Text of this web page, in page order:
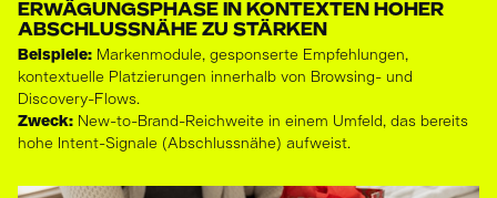
ERWÄGUNGSPHASE IN KONTEXTEN HOHER
ABSCHLUSSNÄHE ZU STÄRKEN
Beispiele: Markenmodule, gesponserte Empfehlungen,
kontextuelle Platzierungen innerhalb von Browsing- und
Discovery-Flows.
Zweck: New-to-Brand-Reichweite in einem Umfeld, das bereits
hohe Intent-Signale (Abschlussnähe) aufweist.